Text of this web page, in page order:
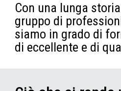
Con una lunga
gruppo di
siamo in grado di
di eccellente e di